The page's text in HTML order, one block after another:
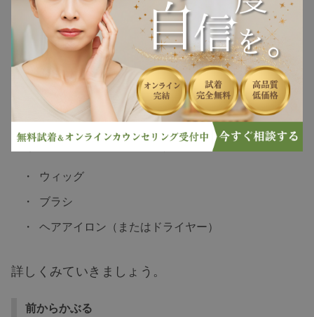
ヘアスタイル
抜け毛
白髪
ここからは、ウィッグのかぶり方をご紹介しま
使うアイテムは次の3つです。
ウィッグ
ブラシ
ヘアアイロン（またはドライヤー）
詳しくみていきましょう。
前からかぶる